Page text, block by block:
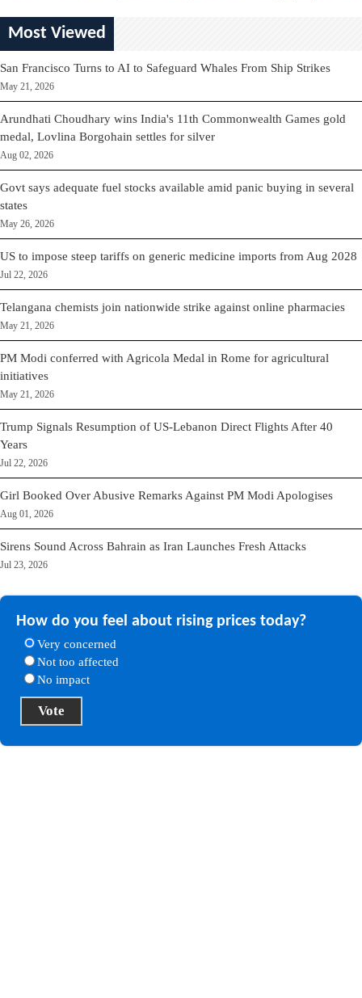
Most Viewed
San Francisco Turns to AI to Safeguard Whales From Ship Strikes
May 21, 2026
Arundhati Choudhary wins India's 11th Commonwealth Games gold
medal, Lovlina Borgohain settles for silver
Aug 02, 2026
Govt says adequate fuel stocks available amid panic buying in several
states
May 26, 2026
US to impose steep tariffs on generic medicine imports from Aug 2028
Jul 22, 2026
Telangana chemists join nationwide strike against online pharmacies
May 21, 2026
PM Modi conferred with Agricola Medal in Rome for agricultural
initiatives
May 21, 2026
Trump Signals Resumption of US-Lebanon Direct Flights After 40
Years
Jul 22, 2026
Girl Booked Over Abusive Remarks Against PM Modi Apologises
Aug 01, 2026
Sirens Sound Across Bahrain as Iran Launches Fresh Attacks
Jul 23, 2026
How do you feel about rising prices today?
Very concerned
Not too affected
No impact